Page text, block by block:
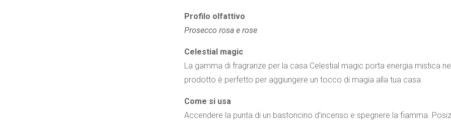
Profilo olfattivo
Prosecco rosa e rose
Celestial magic
La gamma di fragranze per la casa Celestial magic porta energia mistica
prodotto è perfetto per aggiungere un tocco di magia alla tua casa.
Come si usa
Accendere la punta di un bastoncino d’incenso e spegnere la fiamma.